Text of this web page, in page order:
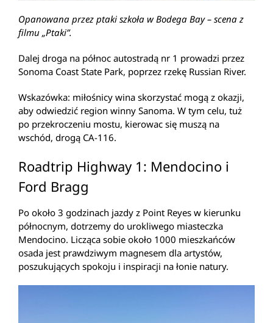
Opanowana przez ptaki szkoła w Bodega Bay – scena z
filmu „Ptaki”.
Dalej droga na północ autostradą nr 1 prowadzi przez
Sonoma Coast State Park, poprzez rzekę Russian River.
Wskazówka: miłośnicy wina skorzystać mogą z okazji,
aby odwiedzić region winny Sanoma. W tym celu, tuż
po przekroczeniu mostu, kierowac się muszą na
wschód, drogą CA-116.
Roadtrip Highway 1: Mendocino i
Ford Bragg
Po około 3 godzinach jazdy z Point Reyes w kierunku
północnym, dotrzemy do urokliwego miasteczka
Mendocino. Licząca sobie około 1000 mieszkańców
osada jest prawdziwym magnesem dla artystów,
poszukujących spokoju i inspiracji na łonie natury.